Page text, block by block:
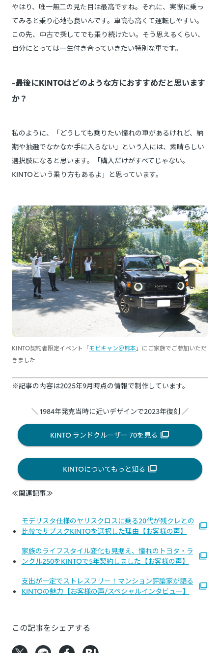
やはり、唯一無二の見た目は最高ですね。それに、実際に乗っ
てみると乗り心地も良いんです。車高も高くて運転しやすい。
この先、中古で探してでも乗り続けたい。そう思えるくらい、
自分にとっては一生付き合っていきたい特別な車です。
-最後にKINTOはどのような方におすすめだと思います
か？
私のように、「どうしても乗りたい憧れの車があるけれど、納
期や抽選でなかなか手に入らない」という人には、素晴らしい
選択肢になると思います。「購入だけがすべてじゃない。
KINTOという乗り方もあるよ」と思っています。
KINTO契約者限定イベント「モビキャン＠熊本 」にご家族でご参加いただ
きました
※記事の内容は2025年9月時点の情報で制作しています。
＼ 1984年発売当時に近いデザインで2023年復刻 ／
KINTO ランドクルーザー 70を見る
KINTOについてもっと知る
≪関連記事≫
モデリスタ仕様のヤリスクロスに乗る20代が残クレとの
比較でサブスクKINTOを選択した理由【お客様の声】
家族のライフスタイル変化も見据え、憧れのトヨタ・ラ
ンクル250をKINTOで5年契約しました【お客様の声】
支出が一定でストレスフリー！マンション評論家が語る
KINTOの魅力【お客様の声/スペシャルインタビュー】
この記事をシェアする